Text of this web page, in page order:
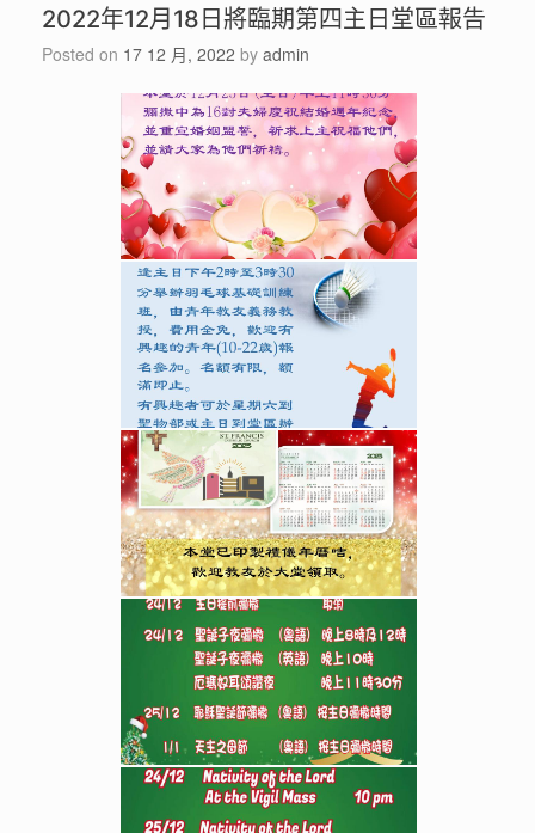
2022年12月18日將臨期第四主日堂區報告
Posted on 17 12 月, 2022 by admin